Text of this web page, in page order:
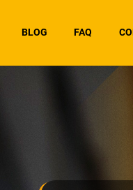
BLOG FAQ